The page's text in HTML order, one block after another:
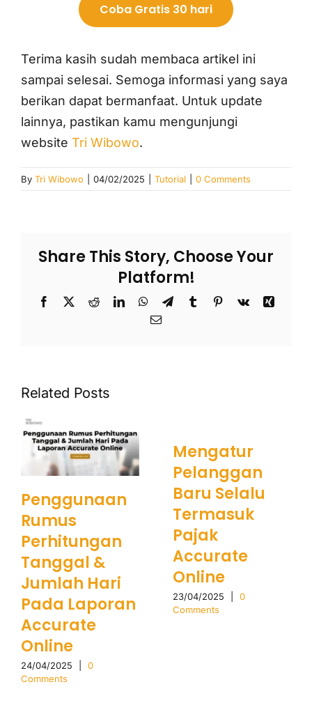
Coba Gratis 30 hari
Terima kasih sudah membaca artikel ini
sampai selesai. Semoga informasi yang saya
berikan dapat bermanfaat. Untuk update
lainnya, pastikan kamu mengunjungi
website Tri Wibowo.
By Tri Wibowo 04/02/2025 Tutorial 0 Comments
Share This Story, Choose Your
Platform!
Facebook
X RedditLinkedInWhatsApp
TelegramTumblrPinterest
Vk
Xing
Email
Related Posts
Penggunaan
Rumus
Perhitungan
Tanggal &
Jumlah Hari
Pada Laporan
Accurate
Online
24/04/2025
0
Comments
Mengatur
Pelanggan
Baru Selalu
Termasuk
Pajak
Accurate
Online
23/04/2025
0
Comments